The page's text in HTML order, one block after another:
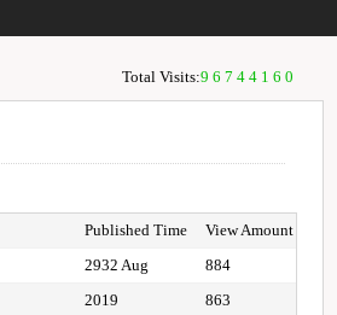
Total Visits:96744160
Published Time
View Amount
2932 Aug
884
2019
863